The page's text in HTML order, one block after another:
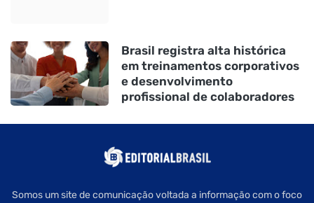
Brasil registra alta histórica
em treinamentos corporativos
e desenvolvimento
profissional de colaboradores
Somos um site de comunicação voltada a informação com o foco